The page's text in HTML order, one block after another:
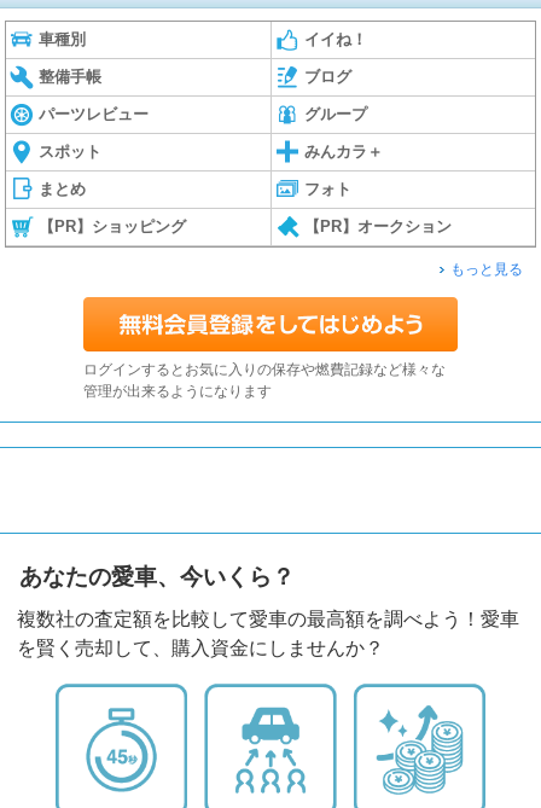
車種別 イイね！
整備手帳 ブログ
パーツレビュー グループ
スポット みんカラ＋
まとめ フォト
【PR】ショッピング 【PR】オークション
もっと見る
ログインするとお気に入りの保存や燃費記録など様々な
管理が出来るようになります
あなたの愛車、今いくら？
複数社の査定額を比較して愛車の最高額を調べよう！愛車
を賢く売却して、購入資金にしませんか？